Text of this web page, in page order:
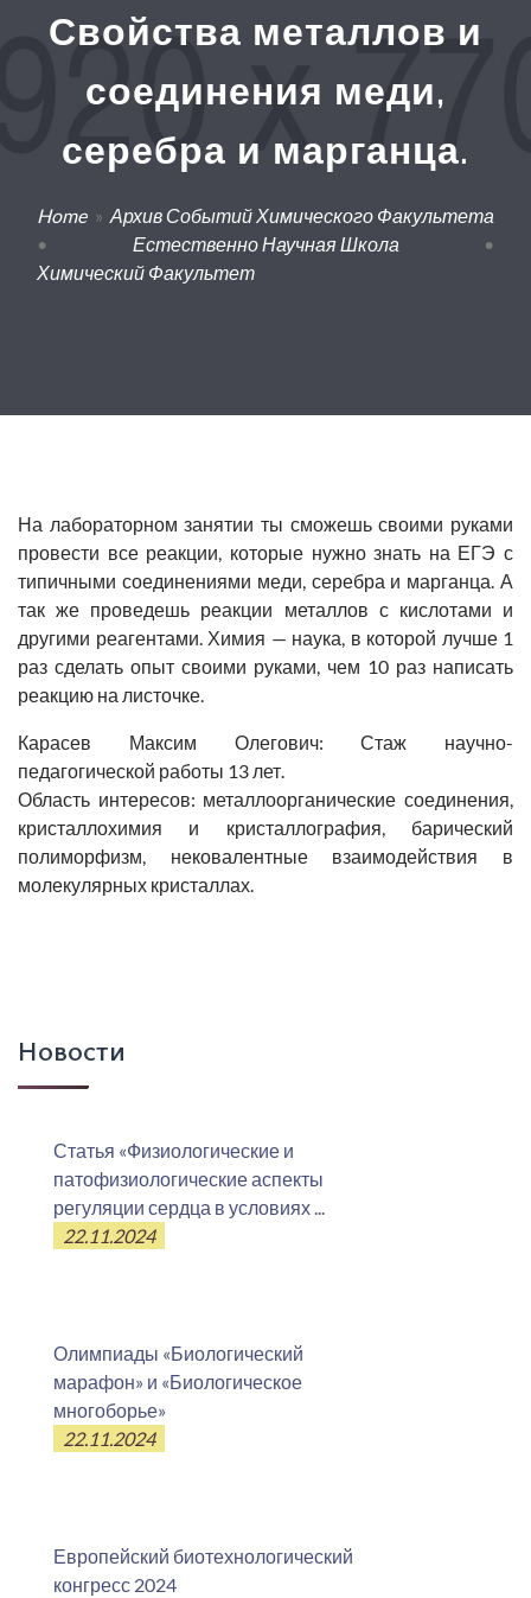
Свойства металлов и
соединения меди,
серебра и марганца.
Home» Архив Событий Химического Факультета
•
Естественно Научная Школа
•
Химический Факультет
На лабораторном занятии ты сможешь своими руками
провести все реакции, которые нужно знать на ЕГЭ с
типичными соединениями меди, серебра и марганца. А
так же проведешь реакции металлов с кислотами и
другими реагентами. Химия — наука, в которой лучше 1
раз сделать опыт своими руками, чем 10 раз написать
реакцию на листочке.
Карасев Максим Олегович: Стаж научно-
педагогической работы 13 лет.
Область интересов: металлоорганические соединения,
кристаллохимия и кристаллография, барический
полиморфизм, нековалентные взаимодействия в
молекулярных кристаллах.
Новости
Статья «Физиологические и
патофизиологические аспекты
регуляции сердца в условиях ...
22.11.2024
Олимпиады «Биологический
марафон» и «Биологическое
многоборье»
22.11.2024
Европейский биотехнологический
конгресс 2024